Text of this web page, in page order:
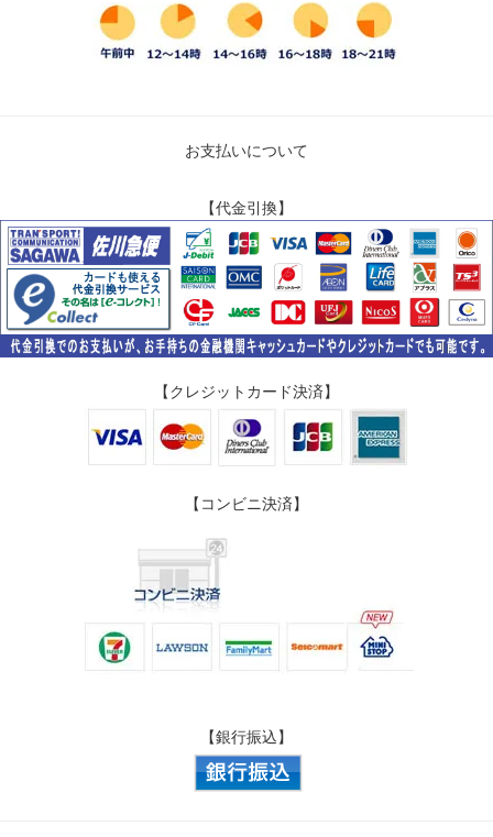
お支払いについて
【代金引換】
【クレジットカード決済】
【コンビニ決済】
【銀行振込】